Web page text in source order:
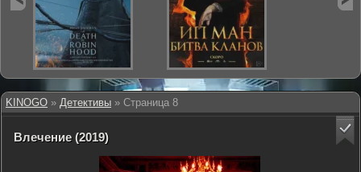
KINOGO » Детективы » Страница 8
Влечение (2019)